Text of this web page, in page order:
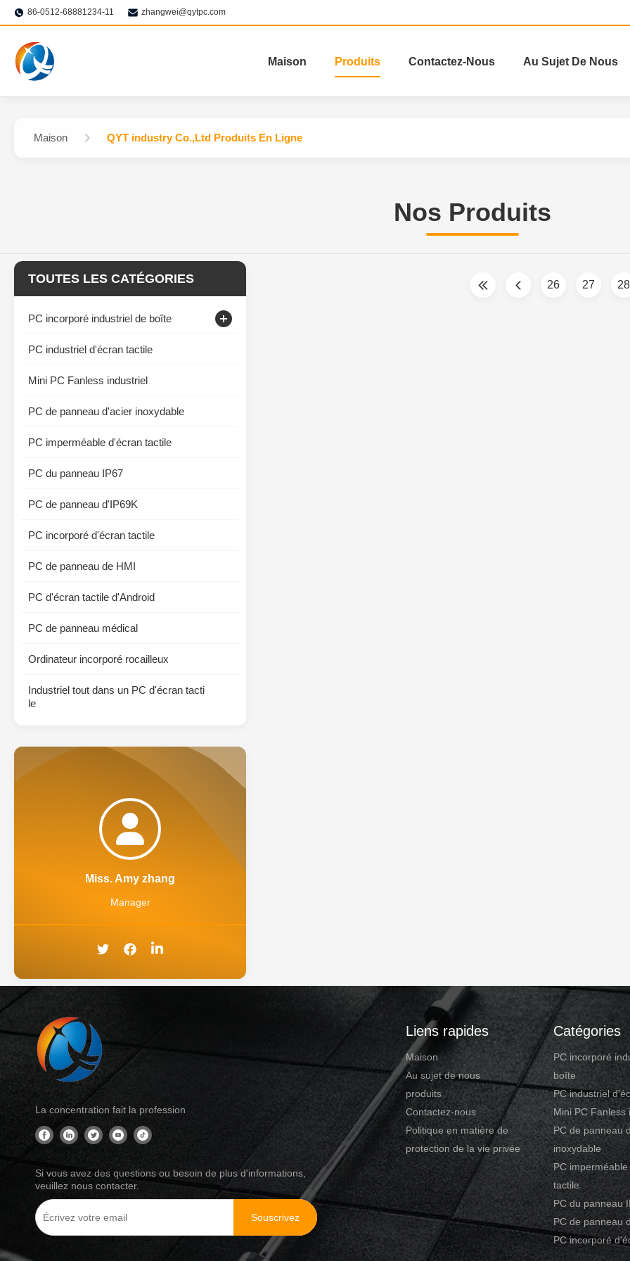
86-0512-68881234-11 zhangwei@qytpc.com
Maison Produits Contactez-Nous Au Sujet De Nous
Maison QYT industry Co.,Ltd Produits En Ligne
Nos Produits
TOUTES LES CATÉGORIES
PC incorporé industriel de boîte
Moniteur capacitif de contact
PC industriel d'écran tactile
Mini PC Fanless industriel
PC de panneau d'acier inoxydable
PC imperméable d'écran tactile
PC du panneau IP67
PC de panneau d'IP69K
PC incorporé d'écran tactile
PC de panneau de HMI
PC d'écran tactile d'Android
PC de panneau médical
Ordinateur incorporé rocailleux
Industriel tout dans un PC d'écran tacti
le
Miss. Amy zhang
Manager
26 27 28
La concentration fait la profession
Si vous avez des questions ou besoin de plus d'informations,
veuillez nous contacter.
Souscrivez
Liens rapides
Maison
Au sujet de nous
produits
Contactez-nous
Politique en matière de
protection de la vie privée
Catégories
PC incorporé
boîte
PC industriel
Mini PC Fanless
PC de panneau
inoxydable
PC
tactile
PC du panneau
PC de panneau
PC incorporé